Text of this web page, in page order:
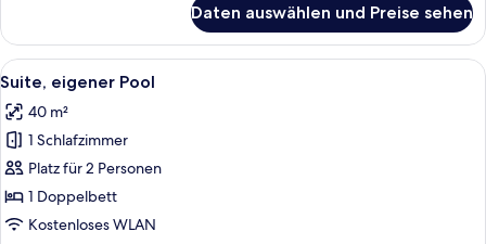
Suite,
eigener
Pool,
Meerblick
Daten auswählen und Preise sehen
Alle
Fotos
für
Suite,
eigener
Pool
anzeigen
Ein modernes Hotelzimmer mit
4
Suite, eigener Pool
40 m²
1 Schlafzimmer
Platz für 2 Personen
1 Doppelbett
Kostenloses WLAN